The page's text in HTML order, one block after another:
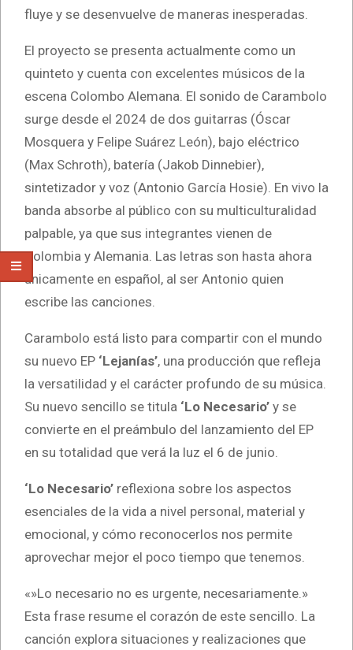
fluye y se desenvuelve de maneras inesperadas.
El proyecto se presenta actualmente como un
quinteto y cuenta con excelentes músicos de la
escena Colombo Alemana. El sonido de Carambolo
surge desde el 2024 de dos guitarras (Óscar
Mosquera y Felipe Suárez León), bajo eléctrico
(Max Schroth), batería (Jakob Dinnebier),
sintetizador y voz (Antonio García Hosie). En vivo la
banda absorbe al público con su multiculturalidad
palpable, ya que sus integrantes vienen de
Colombia y Alemania. Las letras son hasta ahora
únicamente en español, al ser Antonio quien
escribe las canciones.
Carambolo está listo para compartir con el mundo
su nuevo EP ‘Lejanías’, una producción que refleja
la versatilidad y el carácter profundo de su música.
Su nuevo sencillo se titula ‘Lo Necesario’ y se
convierte en el preámbulo del lanzamiento del EP
en su totalidad que verá la luz el 6 de junio.
‘Lo Necesario’ reflexiona sobre los aspectos
esenciales de la vida a nivel personal, material y
emocional, y cómo reconocerlos nos permite
aprovechar mejor el poco tiempo que tenemos.
«»Lo necesario no es urgente, necesariamente.»
Esta frase resume el corazón de este sencillo. La
canción explora situaciones y realizaciones que